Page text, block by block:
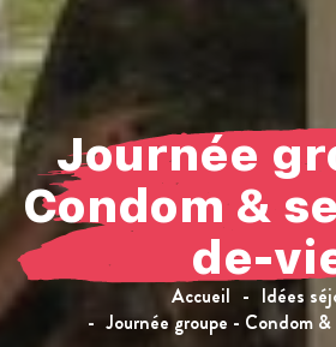
Journée
Condom &
de-
Accueil
Idées
Journée groupe - Condom